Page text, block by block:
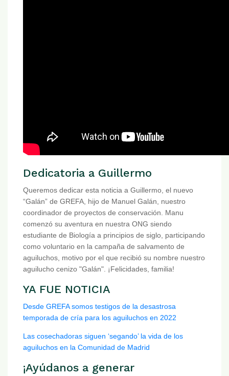
Dedicatoria a Guillermo
Queremos dedicar esta noticia a Guillermo, el nuevo
“Galán” de GREFA, hijo de Manuel Galán, nuestro
coordinador de proyectos de conservación. Manu
comenzó su aventura en nuestra ONG siendo
estudiante de Biología a principios de siglo, participando
como voluntario en la campaña de salvamento de
aguiluchos, motivo por el que recibió su nombre nuestro
aguilucho cenizo "Galán". ¡Felicidades, familia!
YA FUE NOTICIA
Desde GREFA somos testigos de la desastrosa
temporada de cría para los aguiluchos en 2022
Las cosechadoras siguen ‘segando’ la vida de los
aguiluchos en la Comunidad de Madrid
¡Ayúdanos a generar